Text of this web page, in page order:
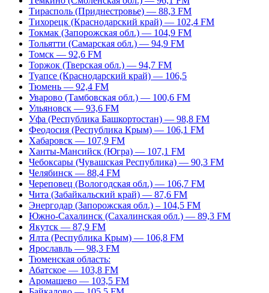
Тирасполь (Приднестровье) — 88,3 FM
Тихорецк (Краснодарский край) — 102,4 FM
Токмак (Запорожская обл.) — 104,9 FM
Тольятти (Самарская обл.) — 94,9 FM
Томск — 92,6 FM
Торжок (Тверская обл.) — 94,7 FM
Туапсе (Краснодарский край) — 106,5
Тюмень — 92,4 FM
Уварово (Тамбовская обл.) — 100,6 FM
Ульяновск — 93,6 FM
Уфа (Республика Башкортостан) — 98,8 FM
Феодосия (Республика Крым) — 106,1 FM
Хабаровск — 107,9 FM
Ханты-Мансийск (Югра) — 107,1 FM
Чебоксары (Чувашская Республика) — 90,3 FM
Челябинск — 88,4 FM
Череповец (Вологодская обл.) — 106,7 FM
Чита (Забайкальский край) — 87,6 FM
Энергодар (Запорожская обл.) – 104,5 FM
Южно-Сахалинск (Сахалинская обл.) — 89,3 FM
Якутск — 87,9 FM
Ялта (Республика Крым) — 106,8 FM
Ярославль — 98,3 FM
Тюменская область:
Абатское — 103,8 FM
Аромашево — 103,5 FM